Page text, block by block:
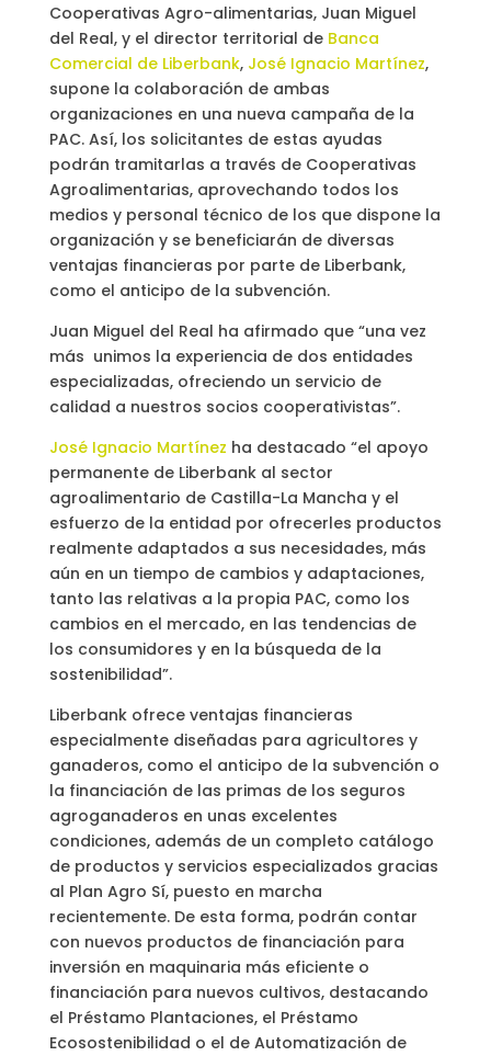
Cooperativas Agro-alimentarias, Juan Miguel
del Real, y el director territorial de Banca
Comercial de Liberbank, José Ignacio Martínez,
supone la colaboración de ambas
organizaciones en una nueva campaña de la
PAC. Así, los solicitantes de estas ayudas
podrán tramitarlas a través de Cooperativas
Agroalimentarias, aprovechando todos los
medios y personal técnico de los que dispone la
organización y se beneficiarán de diversas
ventajas financieras por parte de Liberbank,
como el anticipo de la subvención.
Juan Miguel del Real ha afirmado que “una vez
más unimos la experiencia de dos entidades
especializadas, ofreciendo un servicio de
calidad a nuestros socios cooperativistas”.
José Ignacio Martínez ha destacado “el apoyo
permanente de Liberbank al sector
agroalimentario de Castilla-La Mancha y el
esfuerzo de la entidad por ofrecerles productos
realmente adaptados a sus necesidades, más
aún en un tiempo de cambios y adaptaciones,
tanto las relativas a la propia PAC, como los
cambios en el mercado, en las tendencias de
los consumidores y en la búsqueda de la
sostenibilidad”.
Liberbank ofrece ventajas financieras
especialmente diseñadas para agricultores y
ganaderos, como el anticipo de la subvención o
la financiación de las primas de los seguros
agroganaderos en unas excelentes
condiciones, además de un completo catálogo
de productos y servicios especializados gracias
al Plan Agro Sí, puesto en marcha
recientemente. De esta forma, podrán contar
con nuevos productos de financiación para
inversión en maquinaria más eficiente o
financiación para nuevos cultivos, destacando
el Préstamo Plantaciones, el Préstamo
Ecosostenibilidad o el de Automatización de